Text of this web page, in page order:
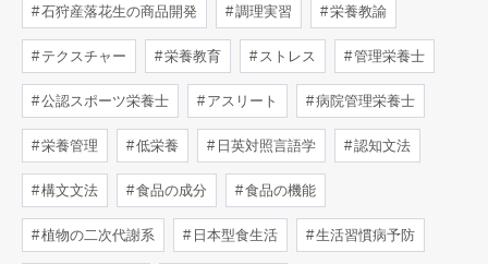
石狩産落花生の商品開発 調理実習 栄養教諭
テクスチャー 栄養教育 ストレス 管理栄養士
公認スポーツ栄養士 アスリート 病院管理栄養士
栄養管理 低栄養 日英対照言語学 認知文法
構文文法 食品の成分 食品の機能
植物の二次代謝系 日本型食生活 生活習慣病予防